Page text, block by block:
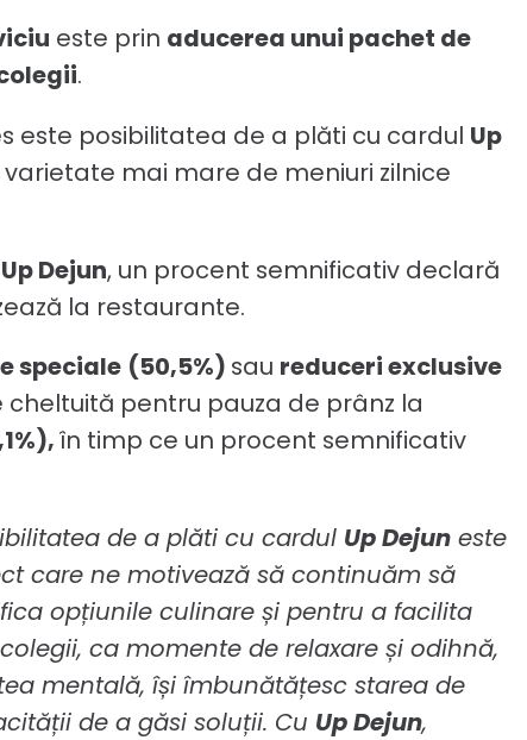
este prin aducerea unui pachet de
.
este posibilitatea de a plăti cu cardul Up
varietate mai mare de meniuri zilnice
Up Dejun, un procent semnificativ declară
la restaurante.
speciale (50,5%) sau reduceri exclusive
pentru pauza de prânz la
în timp ce un procent semnificativ
de a plăti cu cardul Up Dejun este
care ne motivează să continuăm să
opțiunile culinare și pentru a facilita
ca momente de relaxare și odihnă,
mentală, își îmbunătățesc starea de
de a găsi soluții. Cu Up Dejun,